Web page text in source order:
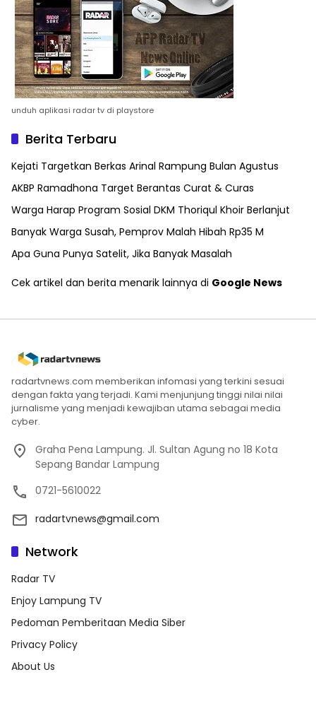
unduh aplikasi radar tv di playstore
Berita Terbaru
Kejati Targetkan Berkas Arinal Rampung Bulan Agustus
AKBP Ramadhona Target Berantas Curat & Curas
Warga Harap Program Sosial DKM Thoriqul Khoir Berlanjut
Banyak Warga Susah, Pemprov Malah Hibah Rp35 M
Apa Guna Punya Satelit, Jika Banyak Masalah
Cek artikel dan berita menarik lainnya di Google News
radartvnews.com memberikan infomasi yang terkini sesuai
dengan fakta yang terjadi. Kami menjunjung tinggi nilai nilai
jurnalisme yang menjadi kewajiban utama sebagai media
cyber.
Graha Pena Lampung. Jl. Sultan Agung no 18 Kota
Sepang Bandar Lampung
0721-5610022
radartvnews@gmail.com
Network
Radar TV
Enjoy Lampung TV
Pedoman Pemberitaan Media Siber
Privacy Policy
About Us